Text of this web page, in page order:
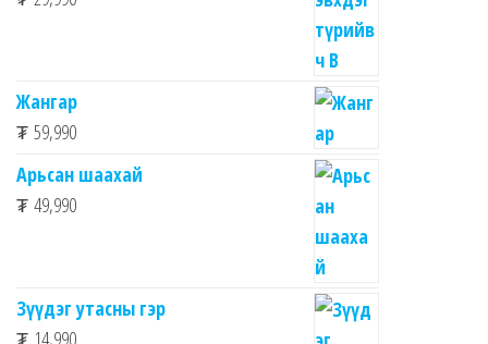
Жангар
₮ 59,990
Арьсан шаахай
₮ 49,990
Зүүдэг утасны гэр
₮ 14,990